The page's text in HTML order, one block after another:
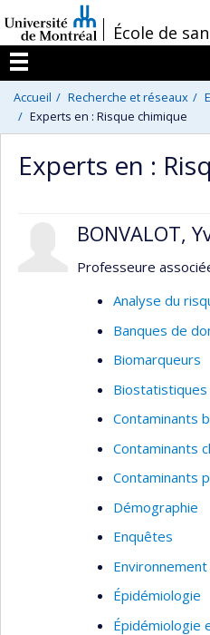
au
contenu
/École de
Menu
Accueil Recherche et réseaux
Experts en : Risque chimique
Experts en :
BONVALOT,
Professeure
Analyse du
Banques de
Biomarqueurs
Biostatistiques
Contaminants
Contaminants
Contaminants
Démographie
Enquêtes
Environnement
Épidémiologie
Épidémiologie